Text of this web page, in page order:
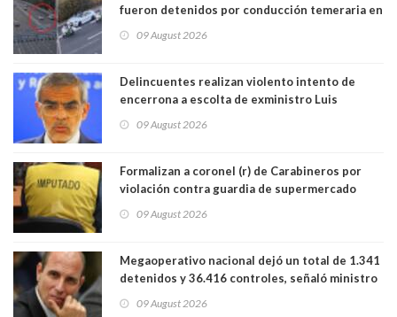
fueron detenidos por conducción temeraria en
09 August 2026
Delincuentes realizan violento intento de
encerrona a escolta de exministro Luis
Lo Espejo
09 August 2026
Formalizan a coronel (r) de Carabineros por
violación contra guardia de supermercado
09 August 2026
Megaoperativo nacional dejó un total de 1.341
detenidos y 36.416 controles, señaló ministro
09 August 2026